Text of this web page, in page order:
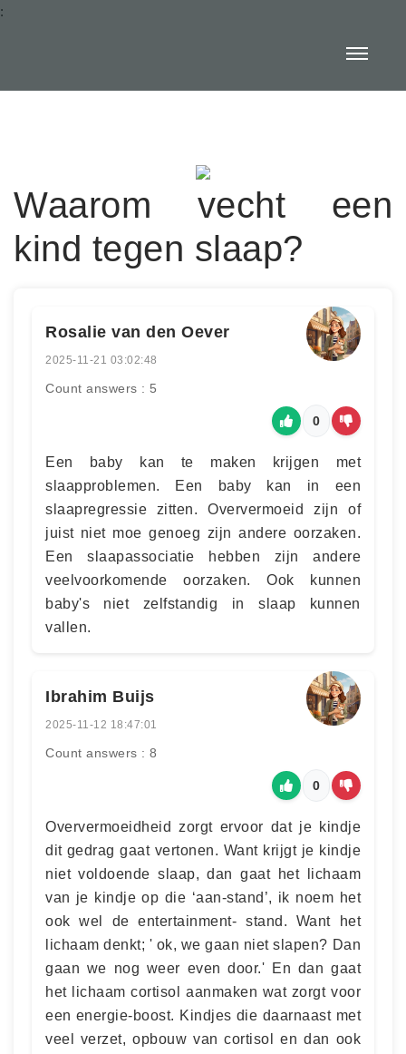
:
Waarom vecht een
kind tegen slaap?
Rosalie van den Oever
2025-11-21 03:02:48
Count answers : 5
0
Een baby kan te maken krijgen met
slaapproblemen. Een baby kan in een
slaapregressie zitten. Oververmoeid zijn of
juist niet moe genoeg zijn andere oorzaken.
Een slaapassociatie hebben zijn andere
veelvoorkomende oorzaken. Ook kunnen
baby's niet zelfstandig in slaap kunnen
vallen.
Ibrahim Buijs
2025-11-12 18:47:01
Count answers : 8
0
Oververmoeidheid zorgt ervoor dat je kindje
dit gedrag gaat vertonen. Want krijgt je kindje
niet voldoende slaap, dan gaat het lichaam
van je kindje op die ‘aan-stand’, ik noem het
ook wel de entertainment- stand. Want het
lichaam denkt; ' ok, we gaan niet slapen? Dan
gaan we nog weer even door.' En dan gaat
het lichaam cortisol aanmaken wat zorgt voor
een energie-boost. Kindjes die daarnaast met
veel verzet, opbouw van cortisol en dan ook